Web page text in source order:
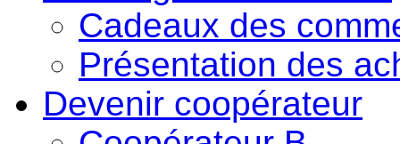
Cadeaux des
Présentation des
Devenir coopérateur